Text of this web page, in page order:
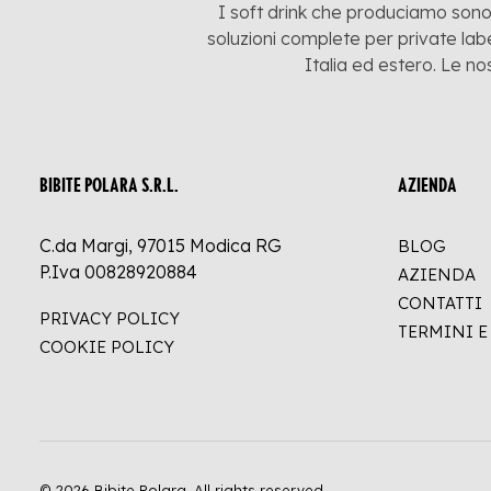
I soft drink che produciamo
soluzioni complete per private
Italia ed estero. Le
BIBITE POLARA S.R.L.
C.da Margi, 97015 Modica RG
P.Iva 00828920884
PRIVACY POLICY
COOKIE POLICY
AZIENDA
BLOG
AZIENDA
CONTATTI
TERMINI